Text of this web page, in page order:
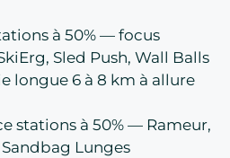
à 50% — focus
Sled Push, Wall Balls
longue 6 à 8 km à allure
stations à 50% — Rameur,
Lunges